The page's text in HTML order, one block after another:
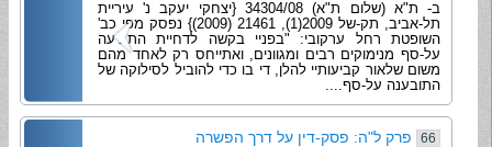
ב- ת"א (שלום ת"א) 34304/08 {יצחקי יעקב נ' עיריית
תל-אביב, תק-של 2009(1), 21461 (2009)} נפסק מפי כב'
השופטת רחל ערקובי: "בפניי בקשה לדחיית התביעה
על-סף מנימוקים רבים ומגוונים, ואתייחס רק לאחד מהם
משום שלאור קביעותיי להלן, די בו כדי להוביל לסילוקה של
התובענה על-סף....
פרק ל"ה: פסק-דין על דרך הפשרה